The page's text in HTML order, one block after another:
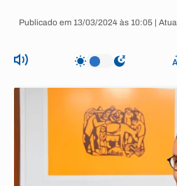
Publicado em 13/03/2024 às 10:05 |